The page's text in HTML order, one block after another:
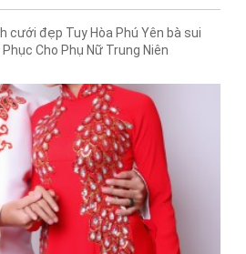
cưới đẹp Tuy Hòa Phú Yên bà sui
Cho Phụ Nữ Trung Niên